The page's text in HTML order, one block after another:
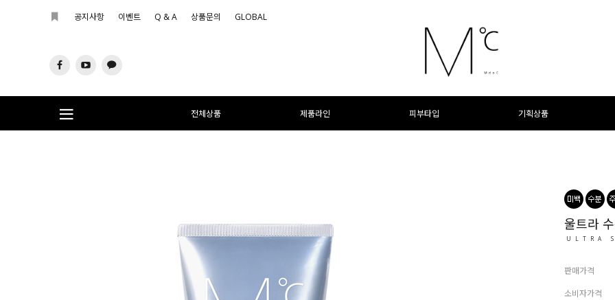
공지사항 이벤트 Q & A 상품문의 GLOBAL
전체상품 제품라인 피부타입 기획상품
울트라
ULTRA
판매가격
소비자가격